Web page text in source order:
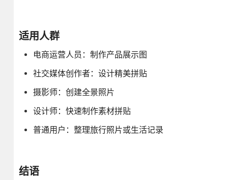
适用人群
电商运营人员：制作产品展示图
社交媒体创作者：设计精美拼贴
摄影师：创建全景照片
设计师：快速制作素材拼贴
普通用户：整理旅行照片或生活记录
结语